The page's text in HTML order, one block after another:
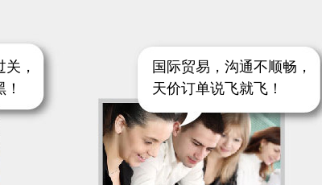
，
国际贸易，沟通不顺畅，
天价订单说飞就飞！